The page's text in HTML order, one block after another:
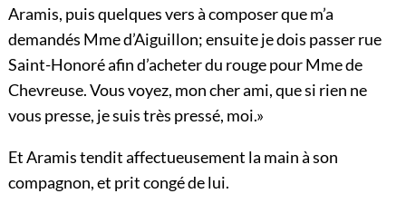
Aramis, puis quelques vers à composer que m’a
demandés Mme d’Aiguillon; ensuite je dois passer rue
Saint-Honoré afin d’acheter du rouge pour Mme de
Chevreuse. Vous voyez, mon cher ami, que si rien ne
vous presse, je suis très pressé, moi.»
Et Aramis tendit affectueusement la main à son
compagnon, et prit congé de lui.